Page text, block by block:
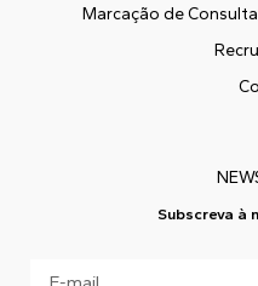
Marcação de
Subscreva à